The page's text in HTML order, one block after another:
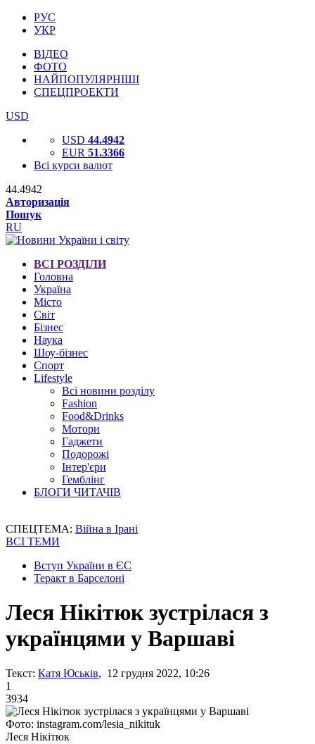
РУС
УКР
ВІДЕО
ФОТО
НАЙПОПУЛЯРНІШІ
СПЕЦПРОЕКТИ
USD
USD 44.4942
EUR 51.3366
Всі курси валют
44.4942
Авторизація
Пошук
RU
ВСІ РОЗДІЛИ
Головна
Україна
Місто
Світ
Бізнес
Наука
Шоу-бізнес
Спорт
Lifestyle
Всі новини розділу
Fashion
Food&Drinks
Мотори
Гаджети
Подорожі
Інтер'єри
Гемблінг
БЛОГИ ЧИТАЧІВ
СПЕЦТЕМА: Війна в Ірані
ВСІ ТЕМИ
Вступ України в ЄС
Теракт в Барселоні
Леся Нікітюк зустрілася з
українцями у Варшаві
Текст: Катя Юськів, 12 грудня 2022, 10:26
1
3934
Фото: instagram.com/lesia_nikituk
Леся Нікітюк